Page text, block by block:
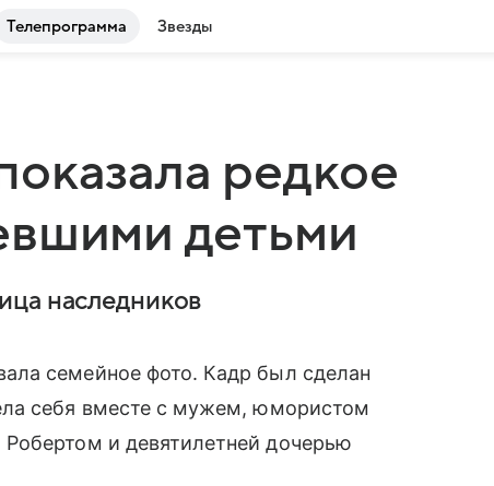
Телепрограмма Звезды
редкое
детьми
наследников
семейное фото. Кадр был сделан
себя вместе с мужем, юмористом
и девятилетней дочерью